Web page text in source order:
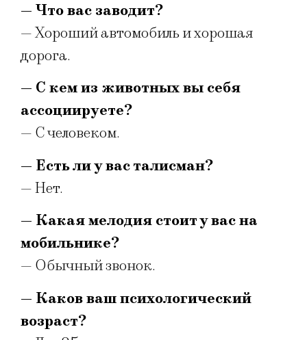
— Что вас заводит?
— Хороший автомобиль и хорошая
дорога.
— С кем из животных вы себя
ассоциируете?
— С человеком.
— Есть ли у вас талисман?
— Нет.
— Какая мелодия стоит у вас на
мобильнике?
— Обычный звонок.
— Каков ваш психологический
возраст?